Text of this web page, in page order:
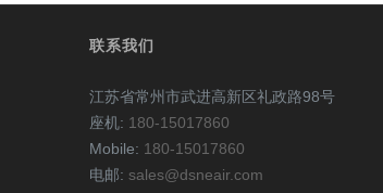
联系我们
江苏省常州市武进高新区礼政路98号
座机: 180-15017860
Mobile: 180-15017860
电邮: sales@dsneair.com